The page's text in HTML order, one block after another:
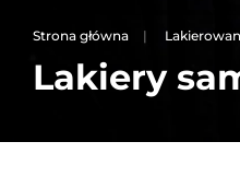
Strona główna
Lakiery